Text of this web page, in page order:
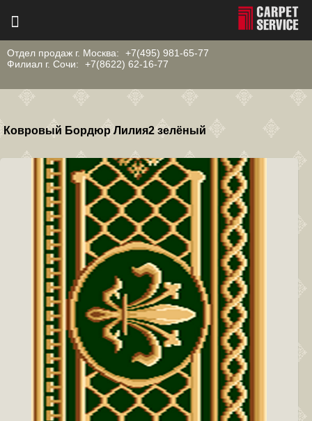
Отдел продаж г. Москва:
+7(495) 981-65-77
Филиал г. Сочи:
+7(8622) 62-16-77
Ковровый Бордюр Лилия2 зелёный